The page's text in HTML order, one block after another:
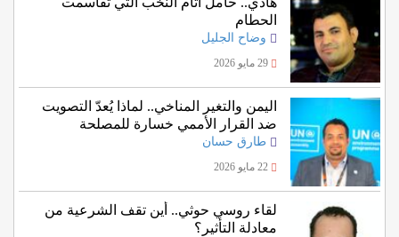
الحطام
وضاح الجليل
29 مايو 2026
اليمن والتغير المناخي.. لماذا يُعدّ التصويت
ضد القرار الأممي خسارة للمصلحة
اليمنية؟
طارق حسان
22 مايو 2026
لقاء روسي حوثي.. أين تقف الشرعية من
معادلة التأثير؟